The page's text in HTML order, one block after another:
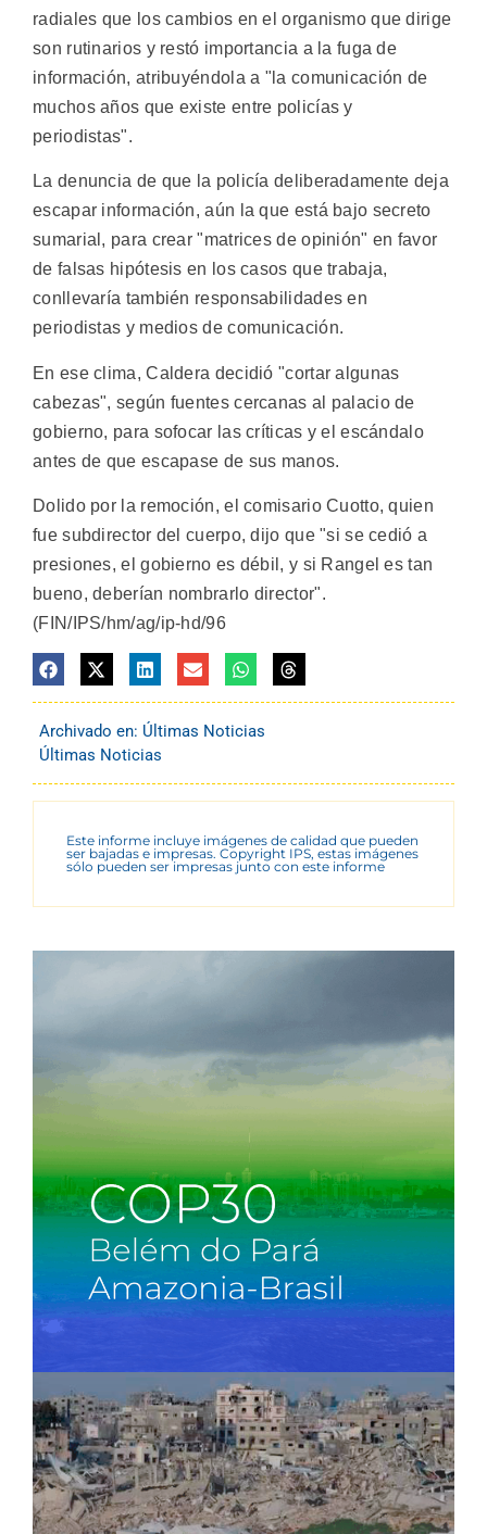
radiales que los cambios en el organismo que dirige
son rutinarios y restó importancia a la fuga de
información, atribuyéndola a "la comunicación de
muchos años que existe entre policías y
periodistas".
La denuncia de que la policía deliberadamente deja
escapar información, aún la que está bajo secreto
sumarial, para crear "matrices de opinión" en favor
de falsas hipótesis en los casos que trabaja,
conllevaría también responsabilidades en
periodistas y medios de comunicación.
En ese clima, Caldera decidió "cortar algunas
cabezas", según fuentes cercanas al palacio de
gobierno, para sofocar las críticas y el escándalo
antes de que escapase de sus manos.
Dolido por la remoción, el comisario Cuotto, quien
fue subdirector del cuerpo, dijo que "si se cedió a
presiones, el gobierno es débil, y si Rangel es tan
bueno, deberían nombrarlo director".
(FIN/IPS/hm/ag/ip-hd/96
Archivado en: Últimas Noticias
Últimas Noticias
Este informe incluye imágenes de calidad que pueden
ser bajadas e impresas. Copyright IPS, estas imágenes
sólo pueden ser impresas junto con este informe